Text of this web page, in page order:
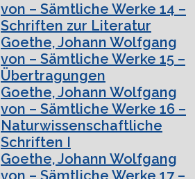
von – Sämtliche Werke 14 –
Schriften zur Literatur
Goethe, Johann Wolfgang
von – Sämtliche Werke 15 –
Übertragungen
Goethe, Johann Wolfgang
von – Sämtliche Werke 16 –
Naturwissenschaftliche
Schriften I
Goethe, Johann Wolfgang
von – Sämtliche Werke 17 –